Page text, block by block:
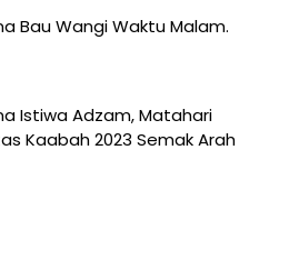
Bau Wangi Waktu Malam.
Istiwa Adzam, Matahari
Kaabah 2023 Semak Arah